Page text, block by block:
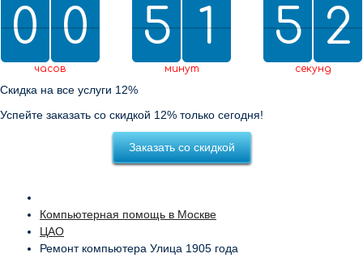
0
0 0
0
часов
5
5 2
1
1
2
минут
0
5
5
0 2
1
1
2
секунд
Скидка на все услуги 12%
Успейте заказать со скидкой 12% только сегодня!
Заказать со скидкой
Компьютерная помощь в Москве
ЦАО
Ремонт компьютера Улица 1905 года